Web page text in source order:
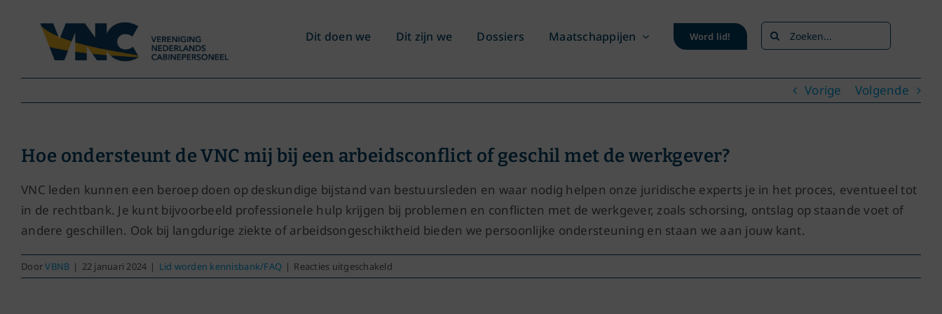
Dit doen we Dit zijn we Dossiers Maatschappijen Word lid!
Zoeken
naar:
Vorige Volgende
Hoe ondersteunt de VNC mij bij een arbeidsconflict of geschil met de werkgever?
VNC leden kunnen een beroep doen op deskundige bijstand van bestuursleden en waar nodig helpen onze juridische experts je in het proces, eventueel tot
in de rechtbank. Je kunt bijvoorbeeld professionele hulp krijgen bij problemen en conflicten met de werkgever, zoals schorsing, ontslag op staande voet of
andere geschillen. Ook bij langdurige ziekte of arbeidsongeschiktheid bieden we persoonlijke ondersteuning en staan we aan jouw kant.
DoorVBNB | 22 januari 2024 | Lid worden kennisbank/FAQ | Reacties uitgeschakeldvoor
Hoe